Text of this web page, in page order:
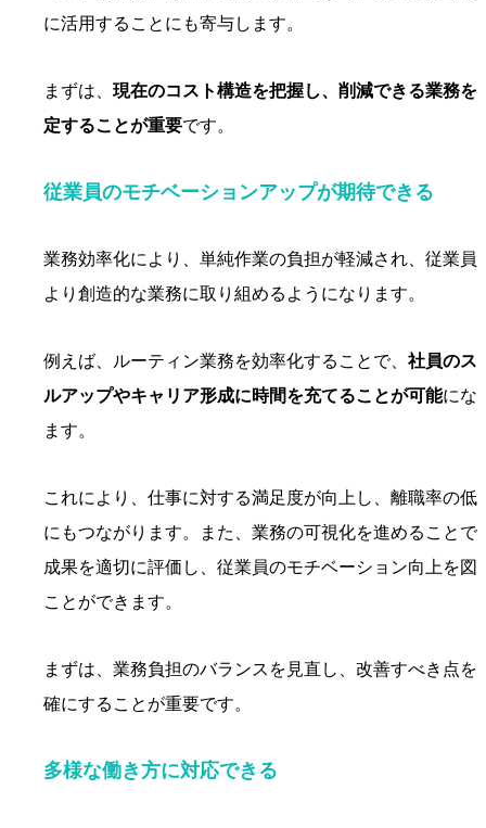
に活用することにも寄与します。
まずは、 現在のコスト構造を把握し、削減できる業務を
定することが重要です。
従業員のモチベーションアップが期待できる
業務効率化により、単純作業の負担が軽減され、従業員
より創造的な業務に取り組めるようになります。
例えば、ルーティン業務を効率化することで、 社員のス
ルアップやキャリア形成に時間を充てることが可能にな
ます。
これにより、仕事に対する満足度が向上し、離職率の低
にもつながります。また、業務の可視化を進めることで
成果を適切に評価し、従業員のモチベーション向上を図
ことができます。
まずは、業務負担のバランスを見直し、改善すべき点を
確にすることが重要です。
多様な働き方に対応できる